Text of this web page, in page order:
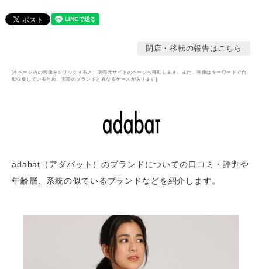
閉店・移転の報告はこちら
[本ページ内の画像をクリックすると、販売元サイトのページへ移動します。また、画像はキーワードで自
動収集しているため、実際のブランドと異なるケースがあります]
adabat（アダバット）のブランドについての口コミ・評判や
年齢層 、系統の似ているブランドなどを紹介します。